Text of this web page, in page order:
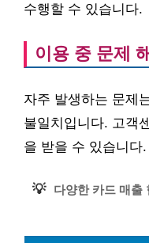
수행할 수 있습니다.
이용 중 문제
자주 발생하는 문제
불일치입니다. 고객
을 받을 수 있습니다.
💡 다양한 카드 매출